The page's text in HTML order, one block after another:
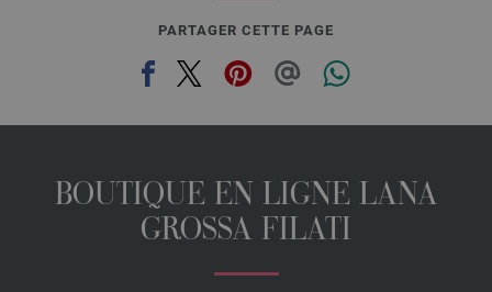
PARTAGER CETTE PAGE
BOUTIQUE EN LIGNE LANA
GROSSA FILATI